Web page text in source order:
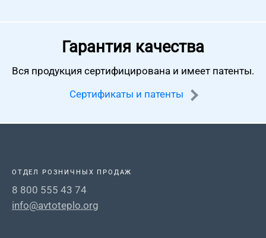
Гарантия качества
Вся продукция сертифицирована и имеет патенты.
Сертификаты и патенты
ОТДЕЛ РОЗНИЧНЫХ ПРОДАЖ
8 800 555 43 74
info@avtoteplo.org